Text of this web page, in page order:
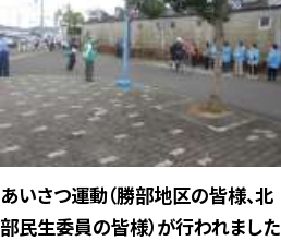
あいさつ運動（勝部地区の皆様、北
部民生委員の皆様）が行われました